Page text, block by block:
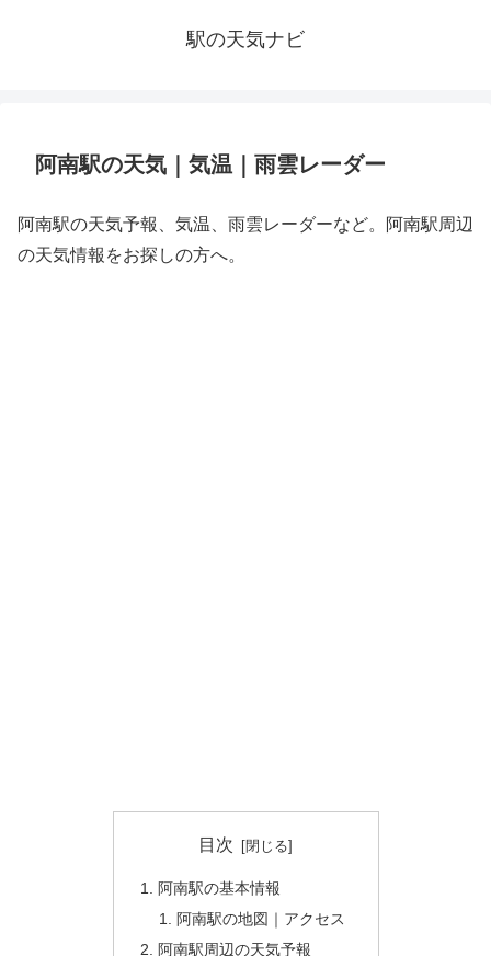
駅の天気ナビ
阿南駅の天気｜気温｜雨雲レーダー
阿南駅の天気予報、気温、雨雲レーダーなど。阿南駅周辺
の天気情報をお探しの方へ。
目次
阿南駅の基本情報
阿南駅の地図｜アクセス
阿南駅周辺の天気予報